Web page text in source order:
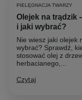
PIELĘGNACJA TWARZY
Olejek na trądzik
i jaki wybrać?
Nie wiesz jaki olejek
wybrać? Sprawdź,
stosować olej z
herbacianego,...
Czytaj